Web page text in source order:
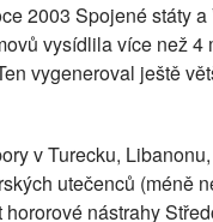
2003 Spojené státy a
vysídlila více než 4
vygeneroval ještě
v Turecku,
utečenců (méně
nástrahy